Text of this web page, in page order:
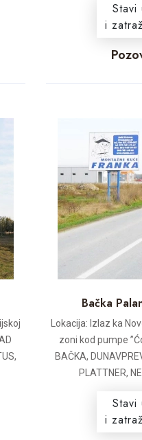
Stavi
i
Bačka
Lokacija: Izlaz ka
zoni kod pumpe
BAČKA,
PLATTNER,
Stavi
i